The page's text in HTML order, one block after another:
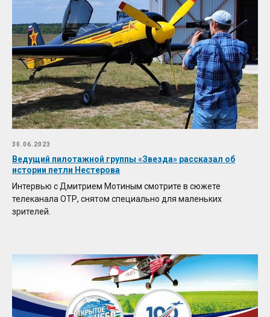
30.06.2023
Ведущий пилотажной группы «Звезда» рассказал об
истории петли Нестерова
Интервью с Дмитрием Мотиным смотрите в сюжете
телеканала ОТР, снятом специально для маленьких
зрителей.